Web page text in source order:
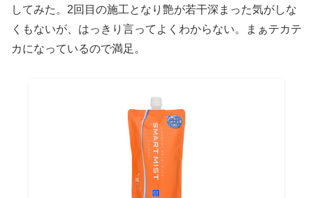
してみた。2回目の施工となり艶が若干深まった気がしな
くもないが、はっきり言ってよくわからない。まぁテカテ
カになっているので満足。